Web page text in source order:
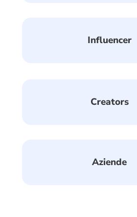
Influencer
Creators
Aziende